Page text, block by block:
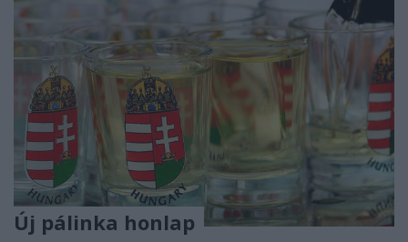
Új pálinka honlap